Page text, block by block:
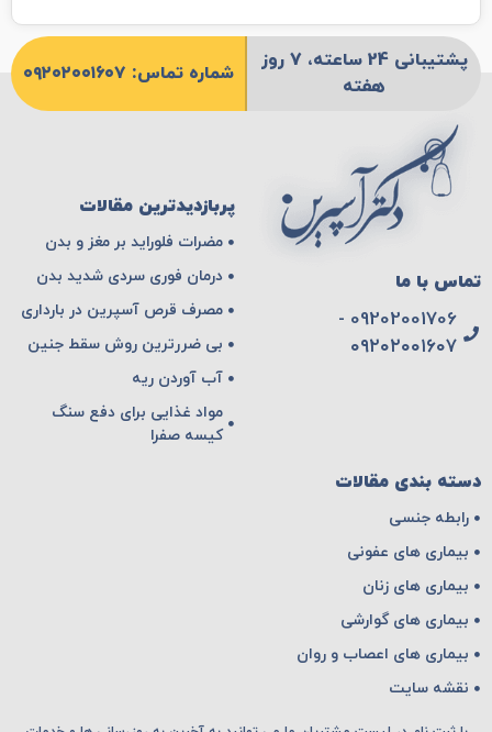
پشتیبانی 24 ساعته، 7 روز
هفته
شماره تماس: ۰۹۲۰۲۰۰۱۶۰۷
تماس با ما
09202001706 -
۰۹۲۰۲۰۰۱۶۰۷
پربازدیدترین مقالات
مضرات فلوراید بر مغز و بدن
درمان فوری سردی شدید بدن
مصرف قرص آسپرین در بارداری
بی ضررترین روش سقط جنین
آب آوردن ریه
مواد غذایی برای دفع سنگ
کیسه صفرا
دسته بندی مقالات
رابطه جنسی
بیماری های عفونی
بیماری های زنان
بیماری های گوارشی
بیماری های اعصاب و روان
نقشه سایت